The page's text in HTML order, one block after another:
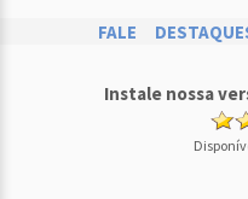
FALE
Instale nossa